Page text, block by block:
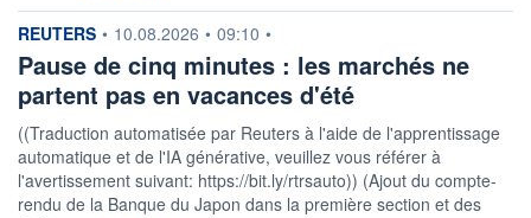
information fournie par
REUTERS • 10.08.2026 • 09:10 •
Pause de cinq minutes : les marchés ne
partent pas en vacances d'été
((Traduction automatisée par Reuters à l'aide de l'apprentissage
automatique et de l'IA générative, veuillez vous référer à
l'avertissement suivant: https://bit.ly/rtrsauto)) (Ajout du compte-
rendu de la Banque du Japon dans la première section et des